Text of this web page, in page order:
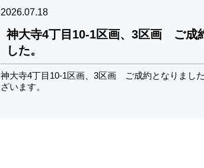
2026.07.18
神大寺4丁目10-1区画、3区画 ご成
した。
神大寺4丁目10-1区画、3区画 ご成約となりまし
ざいます。